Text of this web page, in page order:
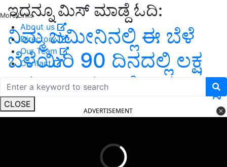
More Links
About us
Directory
Our Team
Contact
CLOSE
ಇದನ್ನೂ ಮಿಸ್‌ ಮಾಡ್ದೆ ಓದಿ:
ನಿಮ್ಮ ಜಮೀನಿನಲ್ಲಿ ಈ ಬೆಳೆ
ಬೆಳೆಯಿರಿ 90 ದಿನದಲ್ಲಿ ಲಕ್ಷ
ಲಕ್ಷ ಆದಾಯ ಬರೋದು ಫಿಕ್ಸ್‌
ADVERTISEMENT